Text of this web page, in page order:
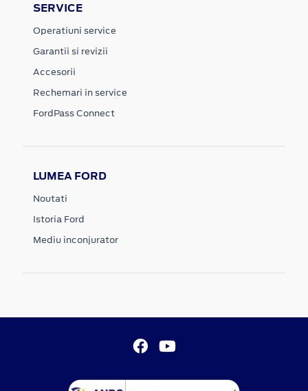
SERVICE
Operatiuni service
Garantii si revizii
Accesorii
Rechemari in service
FordPass Connect
LUMEA FORD
Noutati
Istoria Ford
Mediu inconjurator